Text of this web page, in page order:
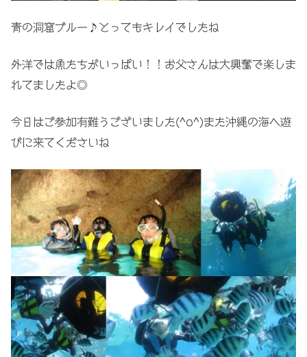
青の洞窟ブルー♪とってもキレイでしたね
外洋では魚たちがいっぱい！！お父さんは大興奮で楽しま
れてましたよ◎
今日はご参加有難うございました(^o^)また沖縄の海へ遊
びに来てくださいね